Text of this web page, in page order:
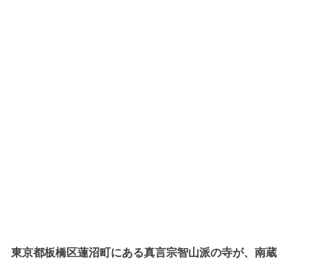
東京都板橋区蓮沼町にある真言宗智山派の寺が、南蔵